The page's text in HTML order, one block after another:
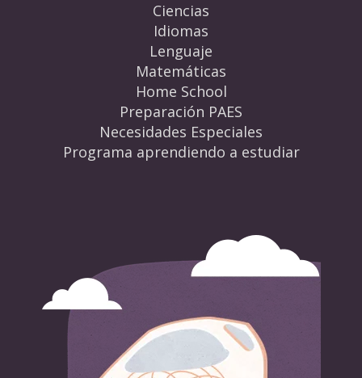
Ciencias
Idiomas
Lenguaje
Matemáticas
Home School
Preparación PAES
Necesidades Especiales
Programa aprendiendo a estudiar